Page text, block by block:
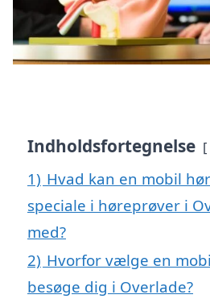
Indholdsfortegnelse
1) Hvad kan en mobil
speciale i høreprøver i
med?
2) Hvorfor vælge en
besøge dig i Overlade?